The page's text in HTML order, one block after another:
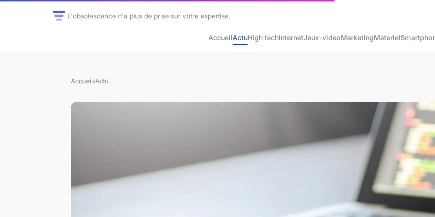
L'obsolescence n'a plus de prise sur votre expertise.
AccueilActuHigh techInternetJeux-videoMarketingMateriel
Accueil›Actu